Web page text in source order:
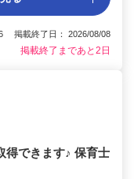
掲載終了日： 2026/08/08
掲載終了まであと2日
得できます♪ 保育士